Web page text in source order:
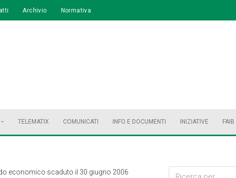
Archivio Normativa
TELEMATIX COMUNICATI INFO E DOCUMENTI INIZIATIVE
economico scaduto il 30 giugno 2006